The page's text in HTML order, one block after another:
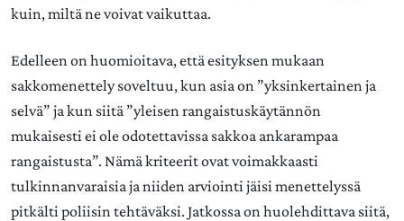
kuin, miltä ne voivat vaikuttaa.
Edelleen on huomioitava, että esityksen mukaan
sakkomenettely soveltuu, kun asia on ”yksinkertainen ja
selvä” ja kun siitä ”yleisen rangaistuskäytännön
mukaisesti ei ole odotettavissa sakkoa ankarampaa
rangaistusta”. Nämä kriteerit ovat voimakkaasti
tulkinnanvaraisia ja niiden arviointi jäisi menettelyssä
pitkälti poliisin tehtäväksi. Jatkossa on huolehdittava siitä,